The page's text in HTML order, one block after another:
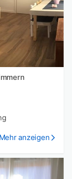
Mehr anzeigen